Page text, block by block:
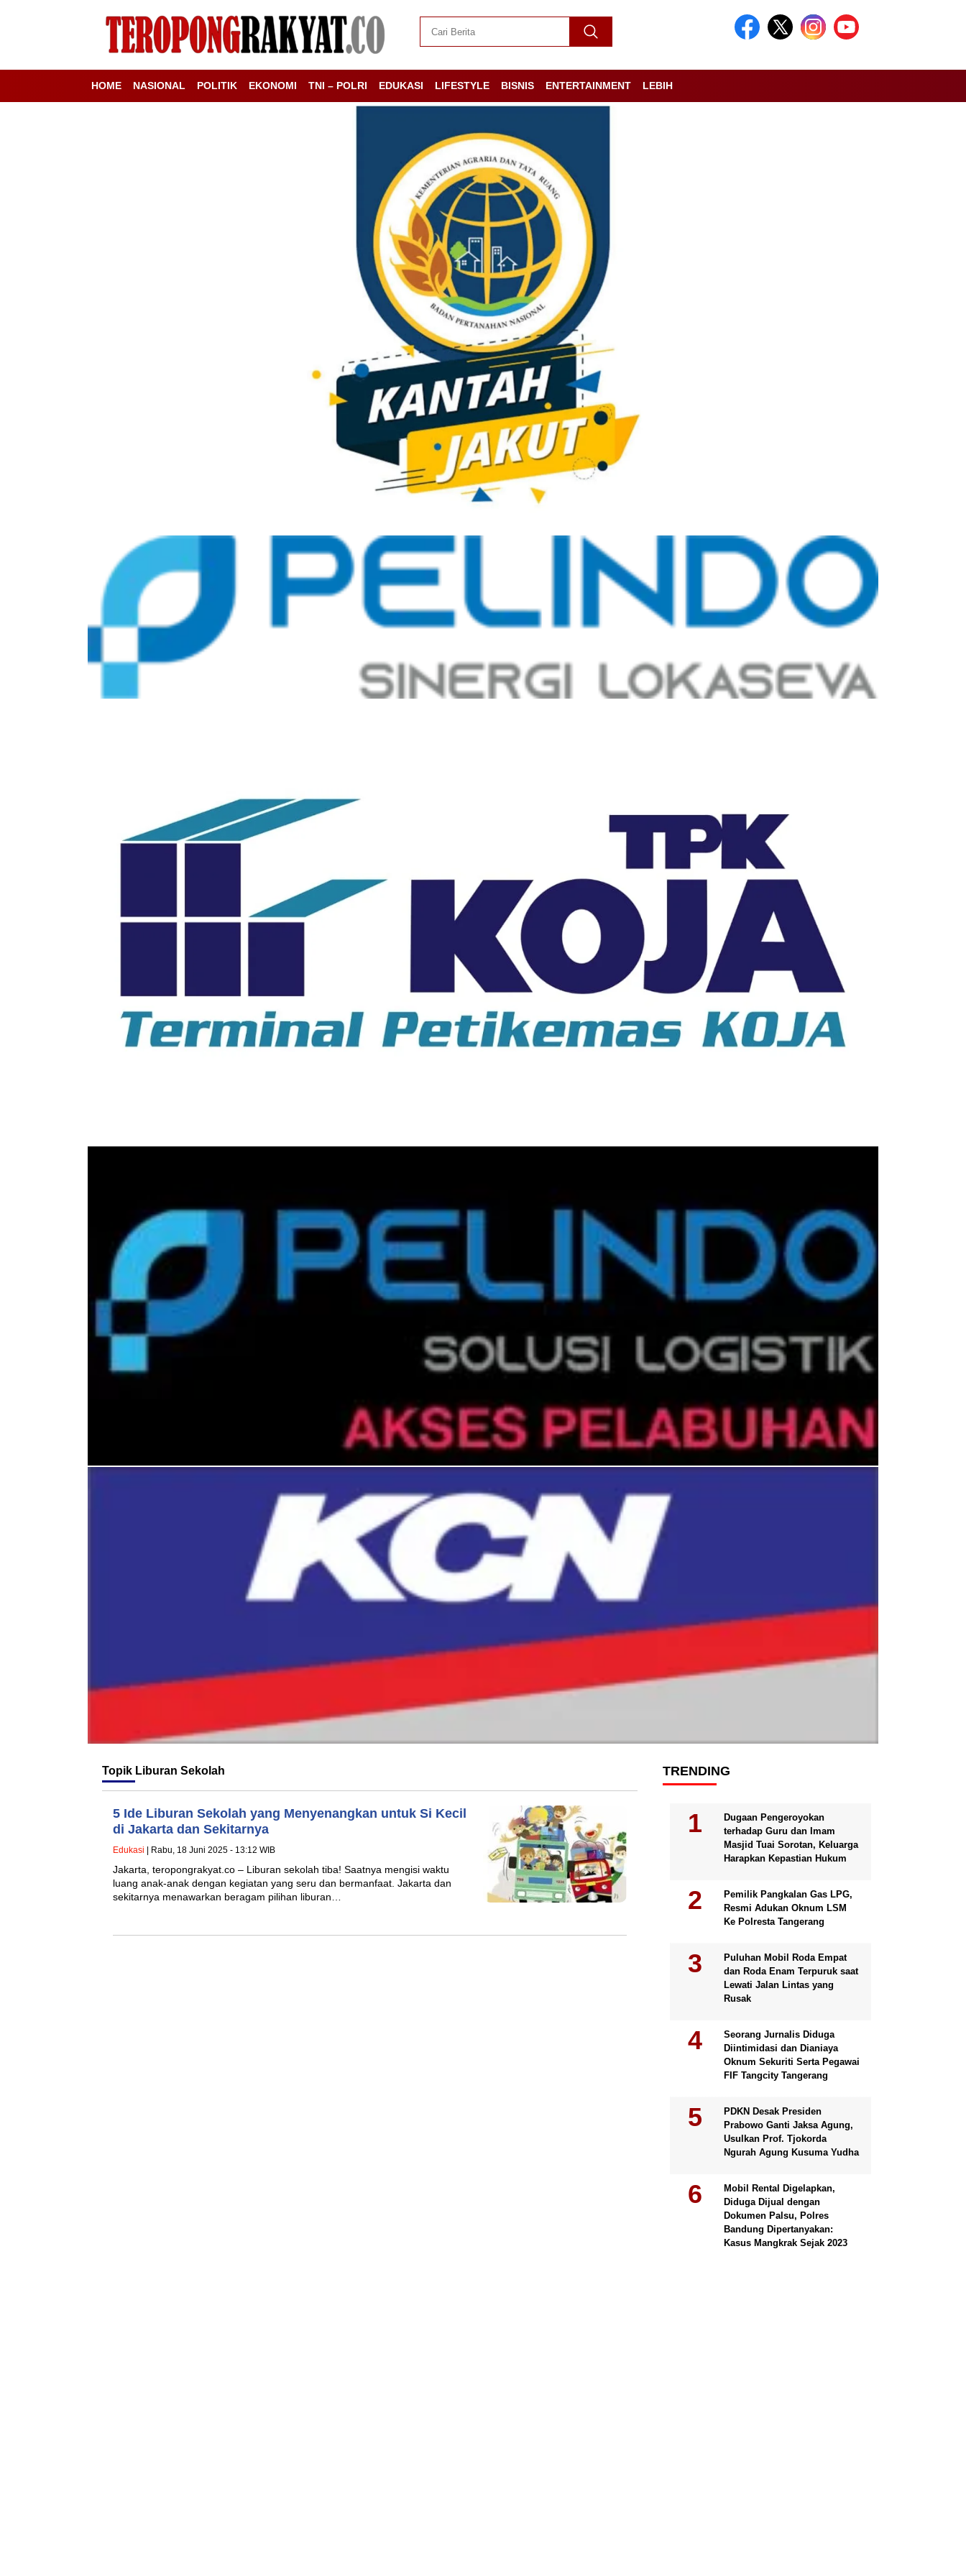
HOME NASIONAL POLITIK EKONOMI TNI – POLRI EDUKASI LIFESTYLE BISNIS ENTERTAINMENT LEBIH
Topik Liburan Sekolah
5 Ide Liburan Sekolah yang Menyenangkan untuk Si Kecil
di Jakarta dan Sekitarnya
Edukasi | Rabu, 18 Juni 2025 - 13:12 WIB
Jakarta, teropongrakyat.co – Liburan sekolah tiba! Saatnya mengisi waktu
luang anak-anak dengan kegiatan yang seru dan bermanfaat. Jakarta dan
sekitarnya menawarkan beragam pilihan liburan…
TRENDING
Dugaan Pengeroyokan
terhadap Guru dan Imam
Masjid Tuai Sorotan, Keluarga
Harapkan Kepastian Hukum
Pemilik Pangkalan Gas LPG,
Resmi Adukan Oknum LSM
Ke Polresta Tangerang
Puluhan Mobil Roda Empat
dan Roda Enam Terpuruk saat
Lewati Jalan Lintas yang
Rusak
Seorang Jurnalis Diduga
Diintimidasi dan Dianiaya
Oknum Sekuriti Serta Pegawai
FIF Tangcity Tangerang
PDKN Desak Presiden
Prabowo Ganti Jaksa Agung,
Usulkan Prof. Tjokorda
Ngurah Agung Kusuma Yudha
Mobil Rental Digelapkan,
Diduga Dijual dengan
Dokumen Palsu, Polres
Bandung Dipertanyakan:
Kasus Mangkrak Sejak 2023